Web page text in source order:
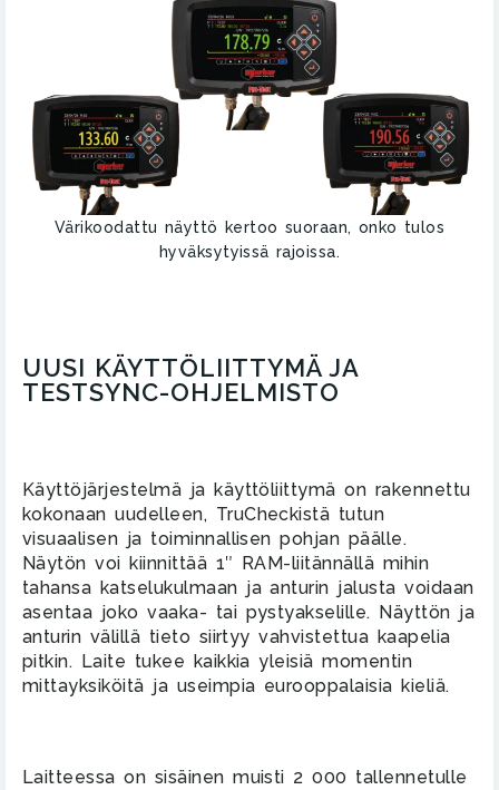
Värikoodattu näyttö kertoo suoraan, onko tulos
hyväksytyissä rajoissa.
UUSI KÄYTTÖLIITTYMÄ JA
TESTSYNC-OHJELMISTO
Käyttöjärjestelmä ja käyttöliittymä on rakennettu
kokonaan uudelleen, TruCheckistä tutun
visuaalisen ja toiminnallisen pohjan päälle.
Näytön voi kiinnittää 1″ RAM-liitännällä mihin
tahansa katselukulmaan ja anturin jalusta voidaan
asentaa joko vaaka- tai pystyakselille. Näyttön ja
anturin välillä tieto siirtyy vahvistettua kaapelia
pitkin. Laite tukee kaikkia yleisiä momentin
mittayksiköitä ja useimpia eurooppalaisia kieliä.
Laitteessa on sisäinen muisti 2 000 tallennetulle